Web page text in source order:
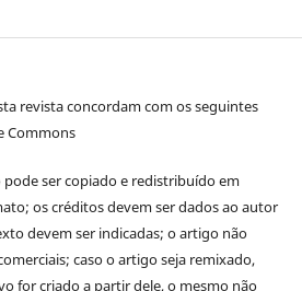
revista concordam com os seguintes
Commons
ser copiado e redistribuído em
os créditos devem ser dados ao autor
devem ser indicadas; o artigo não
caso o artigo seja remixado,
for criado a partir dele, o mesmo não